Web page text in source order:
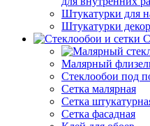
Штукатурки для
Штукатурки
Малярный
Стеклообои под
Сетка малярная
Сетка
Сетка фасадная